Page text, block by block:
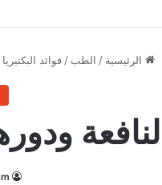
الرئيسية / الطب / فوائد
النافعة